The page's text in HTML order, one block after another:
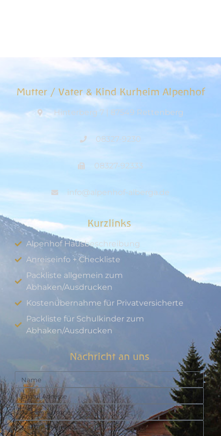
Mutter / Vater & Kind Kurheim Alpenhof
Hinterberg 7 | 87549 Rettenberg
08327-9230
08327-92333
info@alpenhof-alberga.de
Kurzlinks
Alpenhof Hausbeschreibung
Anreiseinfo + Checkliste
Packliste allgemein zum
Abhaken/Ausdrucken
Kostenübernahme für Privatversicherte
Packliste für Schulkinder zum
Abhaken/Ausdrucken
Nachricht an uns